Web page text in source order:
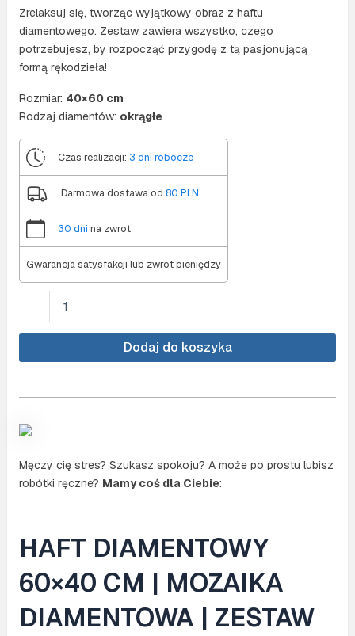
Zrelaksuj się, tworząc wyjątkowy obraz z haftu
diamentowego. Zestaw zawiera wszystko, czego
potrzebujesz, by rozpocząć przygodę z tą pasjonującą
formą rękodzieła!
Rozmiar: 40×60 cm
Rodzaj diamentów: okrągłe
Czas realizacji: 3 dni robocze
Darmowa dostawa od 80 PLN
30 dni na zwrot
Gwarancja satysfakcji lub zwrot pieniędzy
Diamond
(NO.
Dodaj do koszyka
Męczy cię stres? Szukasz spokoju? A może po prostu lubisz
robótki ręczne? Mamy coś dla Ciebie:
HAFT DIAMENTOWY
60×40 CM | MOZAIKA
DIAMENTOWA | ZESTAW